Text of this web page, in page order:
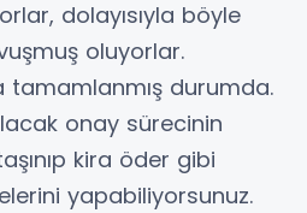
dolayısıyla böyle
oluyorlar.
tamamlanmış durumda.
onay sürecinin
kira öder gibi
yapabiliyorsunuz.